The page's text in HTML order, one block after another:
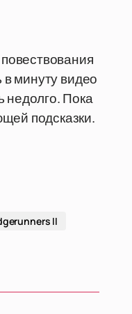
минуту видео
недолго. Пока
подсказки.
II